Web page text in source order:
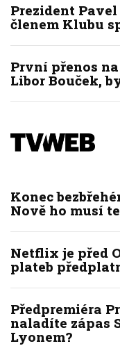
Prezident
členem Klubu
První přenos
Libor Bouček,
Konec
Nově ho musí
Netflix je před
plateb
Předpremiéra
naladíte zápas
Lyonem?